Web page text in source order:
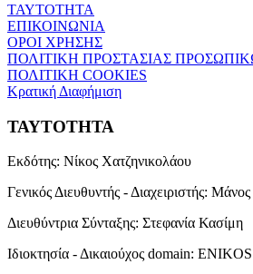
ΤΑΥΤΟΤΗΤΑ
ΕΠΙΚΟΙΝΩΝΙΑ
ΟΡΟΙ ΧΡΗΣΗΣ
ΠΟΛΙΤΙΚΗ ΠΡΟΣΤΑΣΙΑΣ
ΠΟΛΙΤΙΚΗ COOKIES
Κρατική Διαφήμιση
ΤΑΥΤΟΤΗΤΑ
Εκδότης: Νίκος Χατζηνικολάου
Γενικός Διευθυντής - Διαχειριστής: Μάνος
Διευθύντρια Σύνταξης: Στεφανία Κασίμη
Ιδιοκτησία - Δικαιούχος domain: